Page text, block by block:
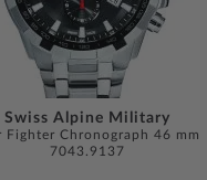
dennoch aktiv.
das richtige Datum an.
Stunden-Format. Im 12-
Tageshälfte, also 12
Swiss Alpine Military
Fighter Chronograph 46 mm
7043.9137